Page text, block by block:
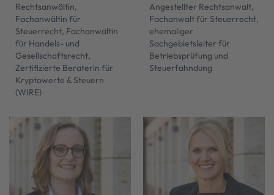
Rechtsanwältin,
Fachanwältin für
Steuerrecht, Fachanwältin
für Handels- und
Gesellschaftsrecht,
Zertifizierte Beraterin für
Kryptowerte & Steuern
(WIRE)
Angestellter Rechtsanwalt,
Fachanwalt für Steuerrecht,
ehemaliger
Sachgebietsleiter für
Betriebsprüfung und
Steuerfahndung